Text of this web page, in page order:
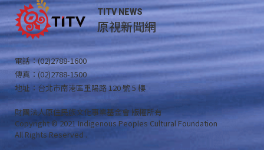
TITV NEWS
原視新聞網
電話：(02)2788-1600
傳真：(02)2788-1500
地址：台北市南港區重陽路 120 號 5 樓
財團法人原住民族文化事業基金會 版權所有
Copyright © 2021 Indigenous Peoples Cultural Foundation
All Rights Reserved .